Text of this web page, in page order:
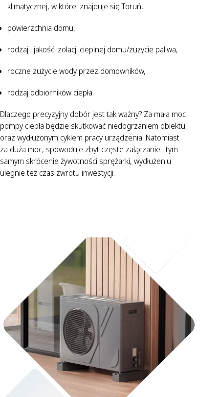
klimatycznej, w której znajduje się Toruń,
powierzchnia domu,
rodzaj i jakość izolacji cieplnej domu/zużycie paliwa,
roczne zużycie wody przez domowników,
rodzaj odbiorników ciepła.
Dlaczego precyzyjny dobór jest tak ważny? Za mała moc
pompy ciepła będzie skutkować niedogrzaniem obiektu
oraz wydłużonym cyklem pracy urządzenia. Natomiast
za duża moc, spowoduje zbyt częste załączanie i tym
samym skrócenie żywotności sprężarki, wydłużeniu
ulegnie też czas zwrotu inwestycji.